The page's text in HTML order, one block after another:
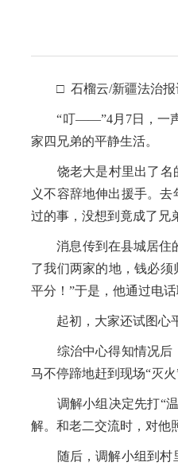
□ 石榴云/新疆法治报
“叮——”4月7日，一声
家四兄弟的平静生活。
饶老大是村里出了名的
义不容辞地伸出援手。
过的事，没想到竟成了兄
消息传到在县城居住的
了我们两家的地，钱必
平分！”于是，他通过电
起初，大家还试图心平
综治中心得知情况后，
马不停蹄地赶到现场“灭火
调解小组决定先打“温
解。和老二交流时，对他
随后，调解小组到村里